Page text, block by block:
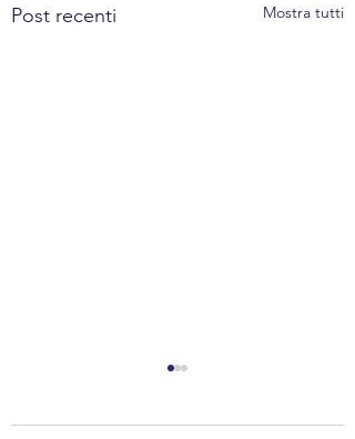
Post recenti Mostra tutti